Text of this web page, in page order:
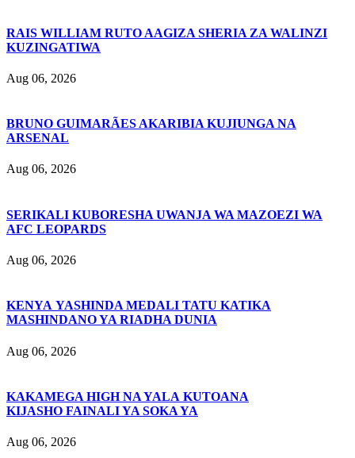
RAIS WILLIAM RUTO AAGIZA SHERIA ZA WALINZI
KUZINGATIWA
Aug 06, 2026
BRUNO GUIMARÃES AKARIBIA KUJIUNGA NA
ARSENAL
Aug 06, 2026
SERIKALI KUBORESHA UWANJA WA MAZOEZI WA
AFC LEOPARDS
Aug 06, 2026
KENYA YASHINDA MEDALI TATU KATIKA
MASHINDANO YA RIADHA DUNIA
Aug 06, 2026
KAKAMEGA HIGH NA YALA KUTOANA
KIJASHO FAINALI YA SOKA YA
Aug 06, 2026